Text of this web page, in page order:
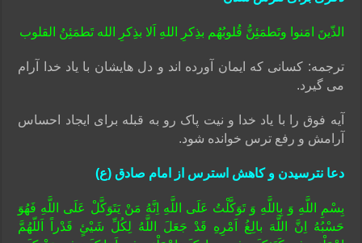
الذّینَ امَنوا وتَطمَئِنُّ قُلوبُهُم بذِکرِ اللهِ اَلا بذِکرِ الله تَطمَئِنُ القلوب
ترجمه: کسانی که ایمان آورده اند و دل هایشان با یاد خدا آرام
می گیرد.
آیه فوق را با یاد خدا و نیت پاک رو به قبله برای ایجاد احساس
آرامش و رفع ترس خوانده شود.
دعا نترسیدن و کاهش استرس از امام صادق (ع)
بِسْمِ اللَّهِ وَ بِاللَّهِ وَ تَوَکَّلْتُ عَلَى اللَّهِ اِنَّهُ مَنْ یَتَوَکَّلْ عَلَى اللَّهِ فَهُوَ
حَسْبُهُ اِنَّ اللَّهَ بالِغُ اَمْرِهِ قَدْ جَعَلَ اللَّهُ لِکُلِّ شَیْئٍ قَدْراً اَللّهُمَّ